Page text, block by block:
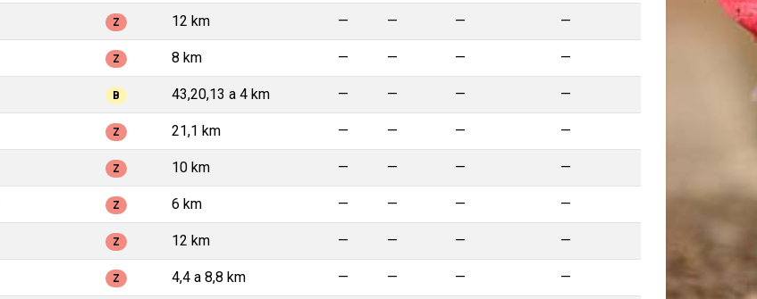
Z 12 km — — — —
Z 8 km — — — —
B 43,20,13 a 4 km — — — —
Z 21,1 km — — — —
Z 10 km — — — —
Z 6 km — — — —
Z 12 km — — — —
Z 4,4 a 8,8 km — — — —